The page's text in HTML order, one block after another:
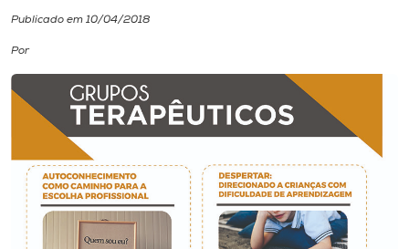
Biblioteca
Editora
Rádio
Museu
Publicado em 10/04/2018
Por